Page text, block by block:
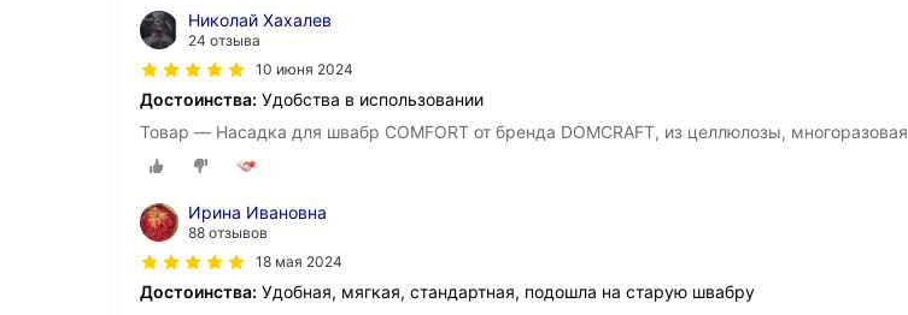
Николай Хахалев
24 отзыва
10 июня 2024
Достоинства: Удобства в использовании
Товар — Насадка для швабр COMFORT от бренда DOMCRAFT, из целлюлозы, многоразовая
Ирина Ивановна
88 отзывов
18 мая 2024
Достоинства: Удобная, мягкая, стандартная, подошла на старую швабру